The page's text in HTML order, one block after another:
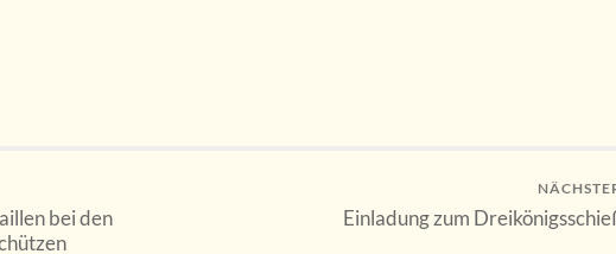
bei den
Einladung zum